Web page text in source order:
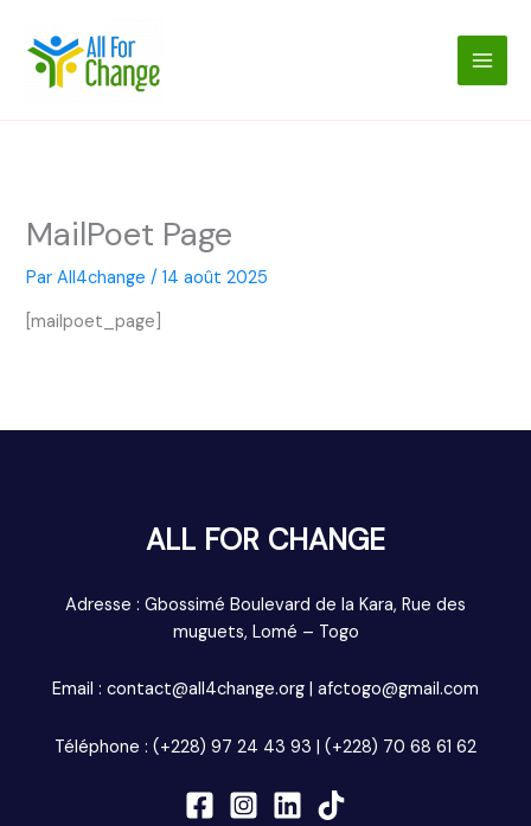
contenu
MailPoet Page
ParAll4change/14 août 2025
[mailpoet_page]
ALL FOR CHANGE
Adresse : Gbossimé Boulevard de la Kara, Rue des
muguets, Lomé – Togo
Email : contact@all4change.org | afctogo@gmail.com
Téléphone : (+228) 97 24 43 93 | (+228) 70 68 61 62